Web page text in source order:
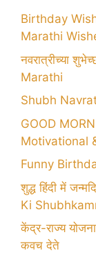
Birthday
Marathi
नवरात्रीच्या
Marathi
Shubh
GOOD
Motivational
Funny
शुद्ध हिंदी में
Ki
केंद्र-राज्य योजना
कवच देते